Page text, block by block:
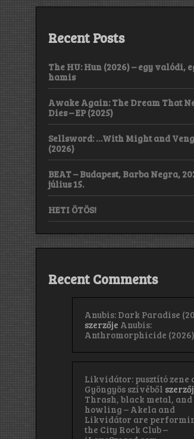
Recent Posts
The HU: Hun (2026) – egy valódi,
hamis
Awake Again: The Dream That
Dies – EP (2025)
Sellsword: …With Might and
(2026)
BEAT – Budapest, Barba Negra,
július 15.
HETI ÖTÖS!
Recent Comments
Anubis: Dark Paradise
szerzője Anubis:
Anthromorphicide (2026)
Likvidátor: pusztító zene
Gyöngyös szívéből
Thrash, black metal, and
howling – Akela and
Likvidátor are
the City Rock Club –